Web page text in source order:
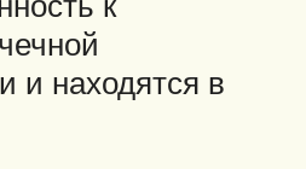
и находятся в